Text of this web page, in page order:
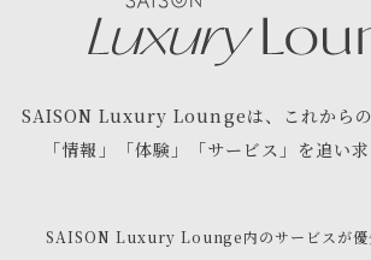
SAISON Luxury Loungeは、
これから
「情報」「体験」「サービス」を追い
SAISON Luxury Lounge内のサービスが